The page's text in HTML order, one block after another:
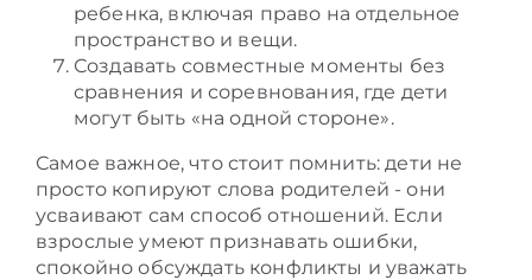
ребенка, включая право на отдельное
пространство и вещи.
Создавать совместные моменты без
сравнения и соревнования, где дети
могут быть «на одной стороне».
Самое важное, что стоит помнить: дети не
просто копируют слова родителей - они
усваивают сам способ отношений. Если
взрослые умеют признавать ошибки,
спокойно обсуждать конфликты и уважать